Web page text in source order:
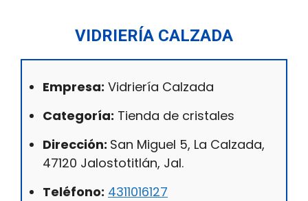
VIDRIERÍA CALZADA
Empresa: Vidriería Calzada
Categoría: Tienda de cristales
Dirección: San Miguel 5, La Calzada,
47120 Jalostotitlán, Jal.
Teléfono: 4311016127